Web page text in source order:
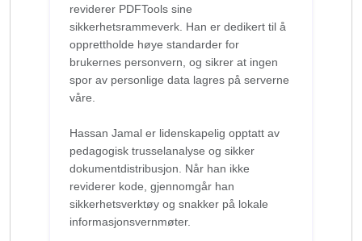
reviderer PDFTools sine
sikkerhetsrammeverk. Han er dedikert til å
opprettholde høye standarder for
brukernes personvern, og sikrer at ingen
spor av personlige data lagres på serverne
våre.
Hassan Jamal er lidenskapelig opptatt av
pedagogisk trusselanalyse og sikker
dokumentdistribusjon. Når han ikke
reviderer kode, gjennomgår han
sikkerhetsverktøy og snakker på lokale